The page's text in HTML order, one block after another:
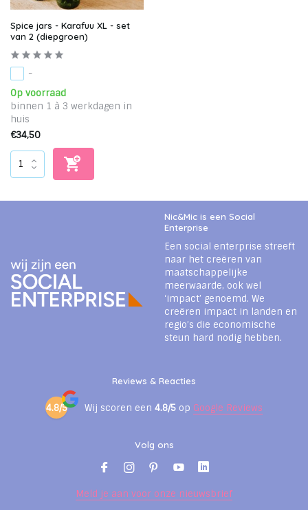
Spice jars - Karafuu XL - set
van 2 (diepgroen)
-
Op voorraad
binnen 1 à 3 werkdagen in
huis
€34,50
Nic&Mic is een Social
Enterprise
Een social enterprise streeft
naar het creëren van
maatschappelijke
meerwaarde, ook wel
‘impact’ genoemd. We
creëren impact in landen en
regio’s die economische
steun hard nodig hebben.
Reviews & Reacties
4.8/5 Wij scoren een 4.8/5 op Google Reviews
Volg ons
Meld je aan voor onze nieuwsbrief